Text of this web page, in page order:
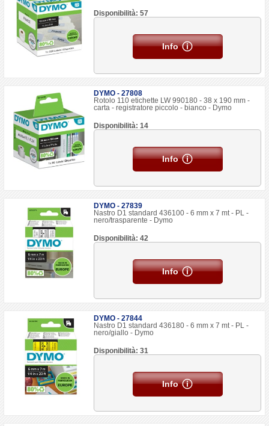
Disponibilità: 57
Info
DYMO - 27808
Rotolo 110 etichette LW 990180 - 38 x 190 mm -
carta - registratore piccolo - bianco - Dymo
Disponibilità: 14
Info
DYMO - 27839
Nastro D1 standard 436100 - 6 mm x 7 mt - PL -
nero/trasparente - Dymo
Disponibilità: 42
Info
DYMO - 27844
Nastro D1 standard 436180 - 6 mm x 7 mt - PL -
nero/giallo - Dymo
Disponibilità: 31
Info